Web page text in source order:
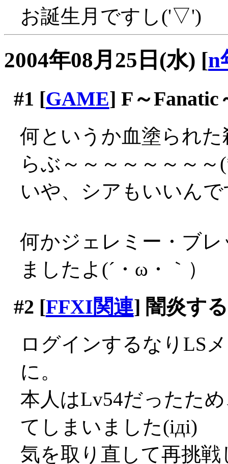
お誕生月ですし('▽')
2004年08月25日(水) [n
#1 [GAME] F～Fanatic
何というか血塗られ
らぶ～～～～～～～
いや、シアもいいんで
何かジェレミー・ブ
ましたよ(´・ω・｀）
#2 [FFXI関連] 闇炎す
ログインするなりLS
に。
本人はLv54だったた
てしまいました(iдi)
気を取り直して再挑